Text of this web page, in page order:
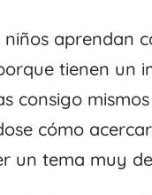
niños aprendan
tienen un
consigo
cómo
un tema muy